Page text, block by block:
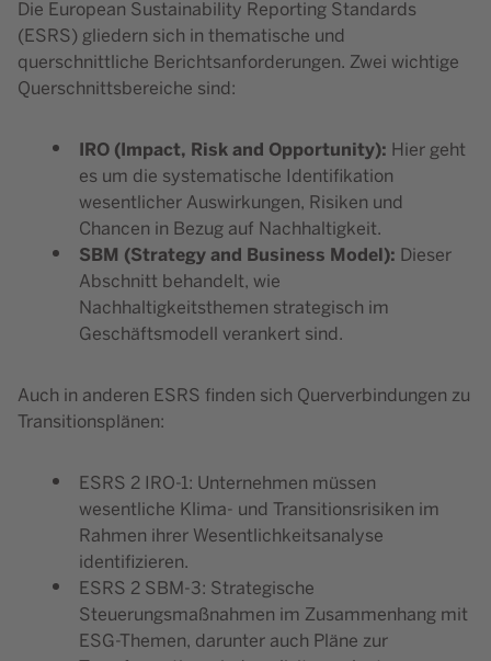
Die European Sustainability Reporting Standards
(ESRS) gliedern sich in thematische und
querschnittliche Berichtsanforderungen. Zwei wichtige
Querschnittsbereiche sind:
IRO (Impact, Risk and Opportunity): Hier geht
es um die systematische Identifikation
wesentlicher Auswirkungen, Risiken und
Chancen in Bezug auf Nachhaltigkeit.
SBM (Strategy and Business Model): Dieser
Abschnitt behandelt, wie
Nachhaltigkeitsthemen strategisch im
Geschäftsmodell verankert sind.
Auch in anderen ESRS finden sich Querverbindungen zu
Transitionsplänen:
ESRS 2 IRO-1: Unternehmen müssen
wesentliche Klima- und Transitionsrisiken im
Rahmen ihrer Wesentlichkeitsanalyse
identifizieren.
ESRS 2 SBM-3: Strategische
Steuerungsmaßnahmen im Zusammenhang mit
ESG-Themen, darunter auch Pläne zur